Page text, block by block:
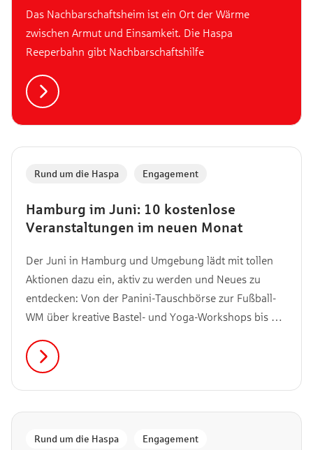
Das Nachbarschaftsheim ist ein Ort der Wärme
zwischen Armut und Einsamkeit. Die Haspa
Reeperbahn gibt Nachbarschaftshilfe
Hamburg im Juni: 10 kostenlose
Veranstaltungen im neuen Monat
Rund um die Haspa Engagement
Der Juni in Hamburg und Umgebung lädt mit tollen
Aktionen dazu ein, aktiv zu werden und Neues zu
entdecken: Von der Panini-Tauschbörse zur Fußball-
WM über kreative Bastel- und Yoga-Workshops bis hin
haben die Highlights des Monats für dich
zusammengestellt – alle kostenfrei und in deiner
Nähe. Entdecke jetzt, welche Veranstaltungen im Juni
auf dich warten.
Rund um die Haspa Engagement